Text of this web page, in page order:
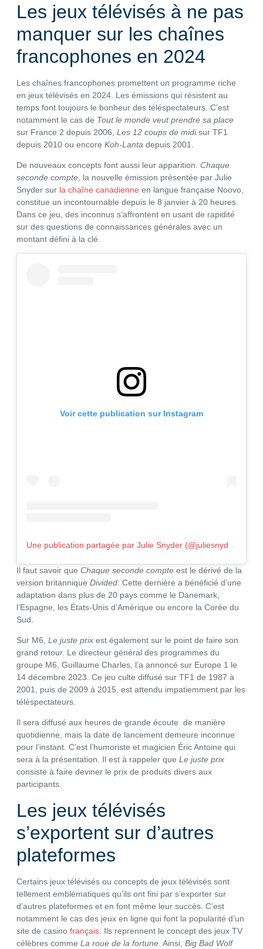
Les jeux télévisés à ne pas
manquer sur les chaînes
francophones en 2024
Les chaînes francophones promettent un programme riche
en jeux télévisés en 2024. Les émissions qui résistent au
temps font toujours le bonheur des téléspectateurs. C’est
notamment le cas de Tout le monde veut prendre sa place
sur France 2 depuis 2006, Les 12 coups de midisur TF1
depuis 2010 ou encore Koh-Lanta depuis 2001.
De nouveaux concepts font aussi leur apparition. Chaque
seconde compte , la nouvelle émission présentée par Julie
Snyder sur la chaîne canadienne en langue française Noovo,
constitue un incontournable depuis le 8 janvier à 20 heures.
Dans ce jeu, des inconnus s’affrontent en usant de rapidité
sur des questions de connaissances générales avec un
montant défini à la clé.
Voir cette publication sur Instagram
Il faut savoir que Chaque seconde compte est le dérivé de la
version britannique Divided . Cette dernière a bénéficié d’une
adaptation dans plus de 20 pays comme le Danemark,
l’Espagne, les États-Unis d’Amérique ou encore la Corée du
Sud.
Sur M6, Le juste prix est également sur le point de faire son
grand retour. Le directeur général des programmes du
groupe M6, Guillaume Charles, l’a annoncé sur Europe 1 le
14 décembre 2023. Ce jeu culte diffusé sur TF1 de 1987 à
2001, puis de 2009 à 2015, est attendu impatiemment par les
téléspectateurs.
Il sera diffusé aux heures de grande écoute de manière
quotidienne, mais la date de lancement demeure inconnue
pour l’instant. C’est l’humoriste et magicien Éric Antoine qui
sera à la présentation. Il est à rappeler que Le juste prix
consiste à faire deviner le prix de produits divers aux
participants.
Les jeux télévisés
s’exportent sur d’autres
plateformes
Certains jeux télévisés ou concepts de jeux télévisés sont
tellement emblématiques qu’ils ont fini par s’exporter sur
d’autres plateformes et en font même leur succès. C’est
notamment le cas des jeux en ligne qui font la popularité d’un
site de casino français . Ils reprennent le concept des jeux TV
célèbres comme La roue de la fortune . Ainsi, Big Bad Wolf